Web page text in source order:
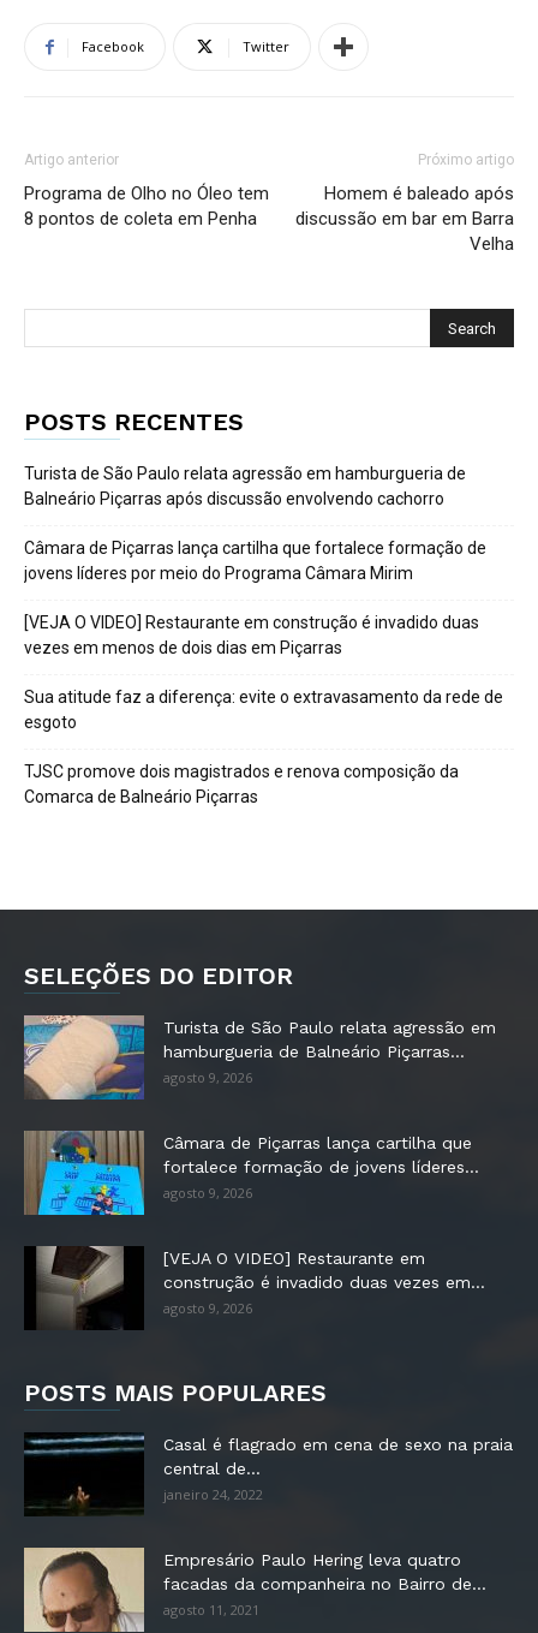
Facebook Twitter
Artigo anterior
Programa de Olho no Óleo tem
8 pontos de coleta em Penha
Próximo artigo
Homem é baleado após
discussão em bar em Barra
Velha
POSTS RECENTES
Turista de São Paulo relata agressão em hamburgueria de
Balneário Piçarras após discussão envolvendo cachorro
Câmara de Piçarras lança cartilha que fortalece formação de
jovens líderes por meio do Programa Câmara Mirim
[VEJA O VIDEO] Restaurante em construção é invadido duas
vezes em menos de dois dias em Piçarras
Sua atitude faz a diferença: evite o extravasamento da rede de
esgoto
TJSC promove dois magistrados e renova composição da
Comarca de Balneário Piçarras
SELEÇÕES DO EDITOR
Turista de São Paulo relata agressão em
hamburgueria de Balneário Piçarras...
agosto 9, 2026
Câmara de Piçarras lança cartilha que
fortalece formação de jovens líderes...
agosto 9, 2026
[VEJA O VIDEO] Restaurante em
construção é invadido duas vezes em...
agosto 9, 2026
POSTS MAIS POPULARES
Casal é flagrado em cena de sexo na praia
central de...
janeiro 24, 2022
Empresário Paulo Hering leva quatro
facadas da companheira no Bairro de...
agosto 11, 2021